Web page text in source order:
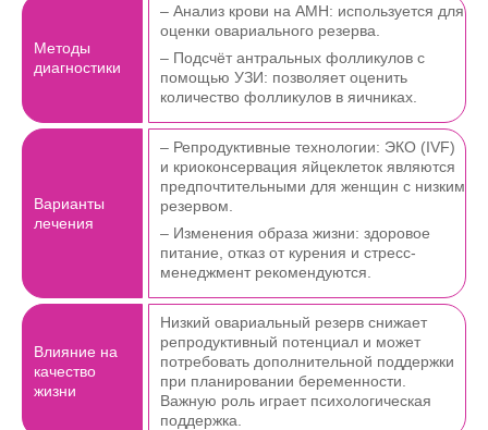
Методы
диагностики
– Анализ крови на AMH: используется для
оценки овариального резерва.
– Подсчёт антральных фолликулов с
помощью УЗИ: позволяет оценить
количество фолликулов в яичниках.
Варианты
лечения
– Репродуктивные технологии: ЭКО (IVF)
и криоконсервация яйцеклеток являются
предпочтительными для женщин с низким
резервом.
– Изменения образа жизни: здоровое
питание, отказ от курения и стресс-
менеджмент рекомендуются.
Влияние на
качество
жизни
Низкий овариальный резерв снижает
репродуктивный потенциал и может
потребовать дополнительной поддержки
при планировании беременности.
Важную роль играет психологическая
поддержка.